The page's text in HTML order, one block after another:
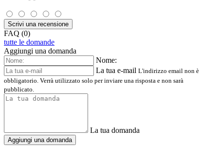
Scrivi una recensione
FAQ (0)
tutte le domande
Aggiungi una domanda
Nome:
La tua e-mail L'indirizzo email non è
obbligatorio. Verrà utilizzato solo per inviare una risposta e non sarà
pubblicato.
La tua domanda
Aggiungi una domanda